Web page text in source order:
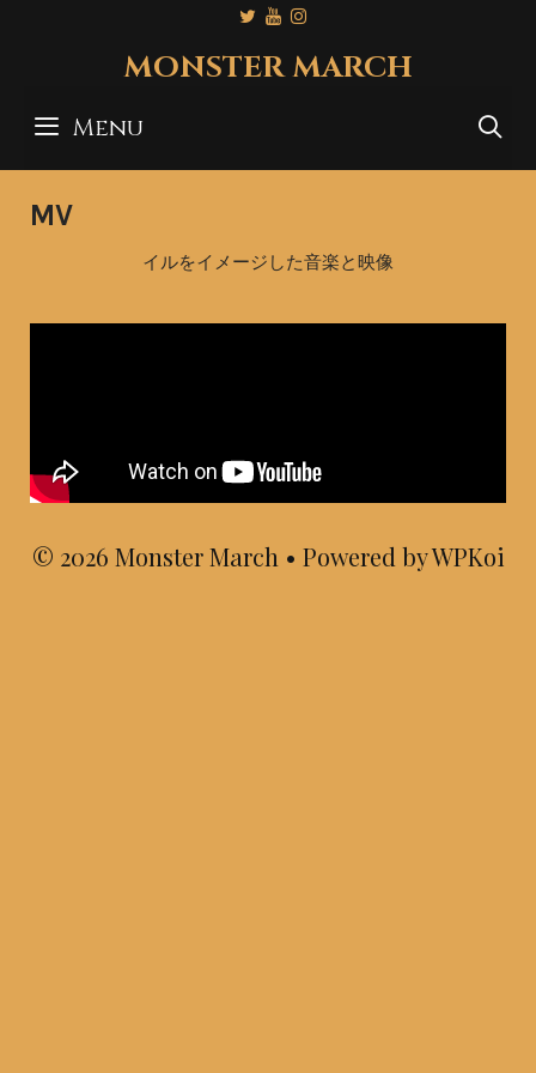
MONSTER MARCH
Menu
MV
イルをイメージした音楽と映像
© 2026 Monster March • Powered byWPKoi